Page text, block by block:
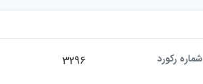
شماره رکورد 3296